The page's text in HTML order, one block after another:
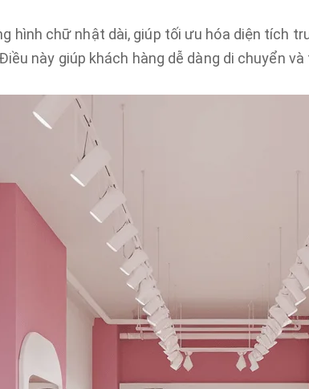
hình chữ nhật dài, giúp tối ưu hóa diện tích
này giúp khách hàng dễ dàng di chuyển